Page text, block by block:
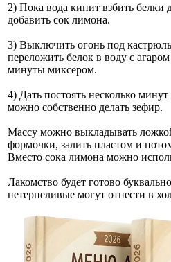
2) Пока вода кипит взбить
добавить сок лимона.
3) Выключить огонь под
переложить белок в воду с
минуты миксером.
4) Дать постоять несколько
можно собственно делать зефир.
Массу можно выкладывать
формочки, залить пластом и
Вместо сока лимона можно
Лакомство будет готово
нетерпеливые могут отнести в